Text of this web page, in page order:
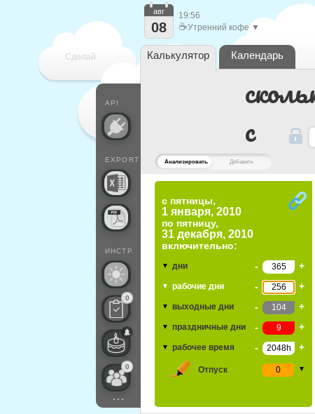
Анализировать Добавить
c
с пятницы,
1 января, 2010
по пятницу,
31 декабря, 2010
включительно:
▼ дни - +
▼ рабочие дни - +
▼ выходные дни - +
▼ праздничные дни - +
▼ рабочее время - +
Отпуск ▼
Сделай
API
EXPORT
ИНСТР.
0
0
...
авг
08
19:56
☕Утренний кофе ▼
Калькулятор Календарь